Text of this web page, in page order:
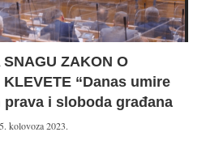
SNAGU ZAKON O
“Danas umire
i sloboda građana
kolovoza 2023.